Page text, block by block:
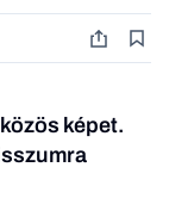
képet.